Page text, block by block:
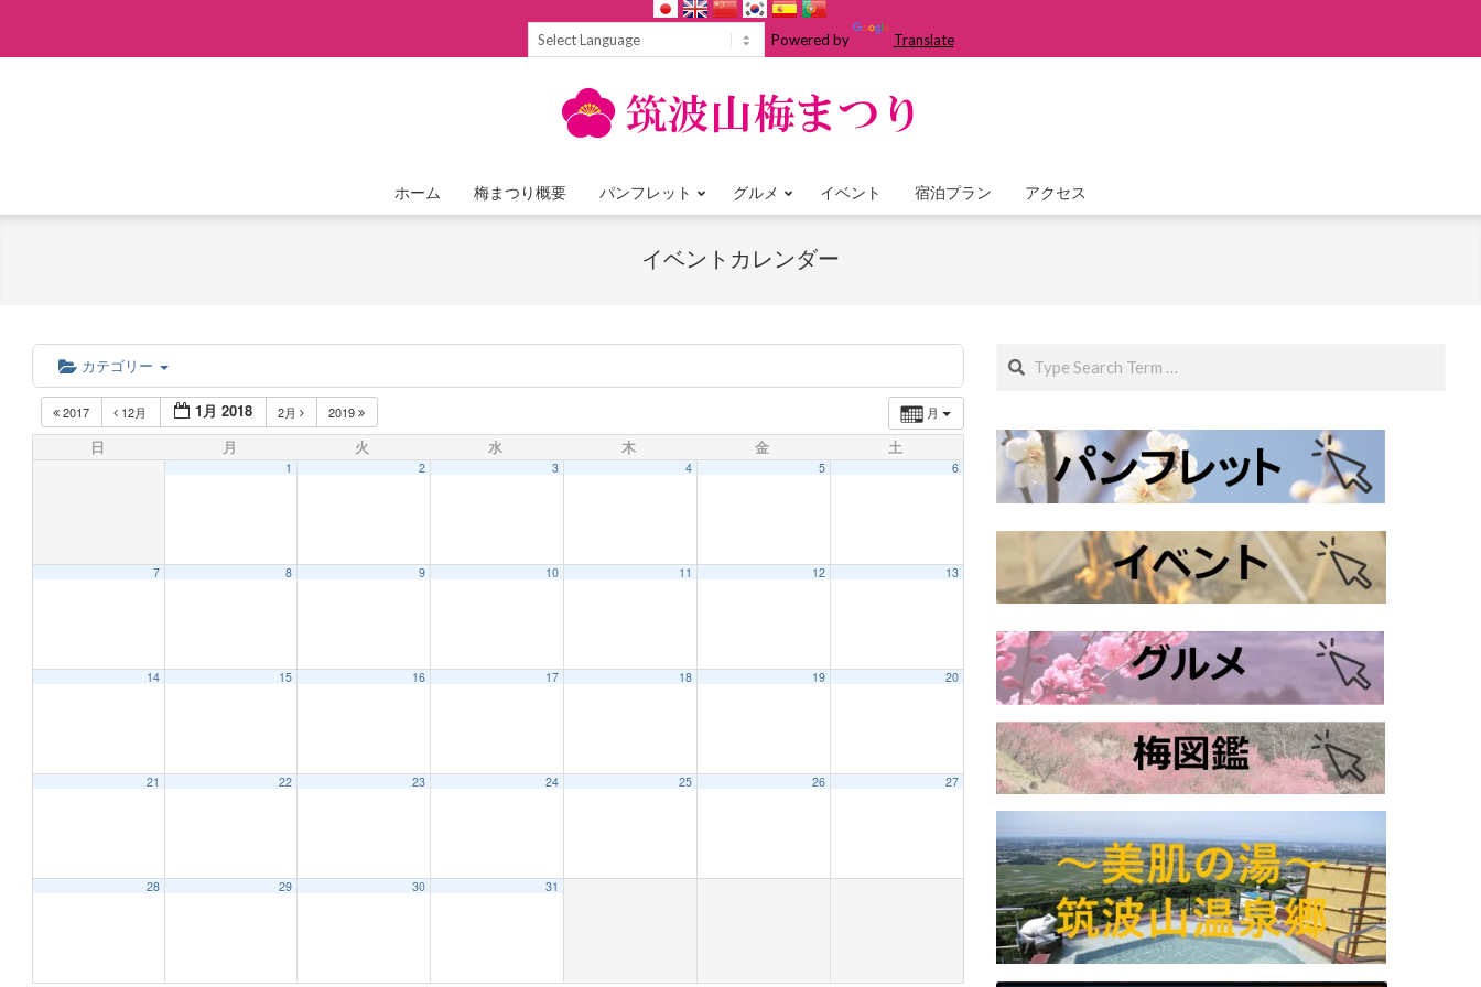
Powered by Translate
Primary
Menu
ホーム 梅まつり概要 パンフレット グルメ イベント 宿泊プラン アクセス
イベントカレンダー
カテゴリー
月
2017 12月 1月 2018 2月 2019
日 月 火 水 木 金 土
1 2 3 4 5 6
7 8 9 10 11 12 13
14 15 16 17 18 19 20
21 22 23 24 25 26 27
28 29 30 31
4:00 AM
Search